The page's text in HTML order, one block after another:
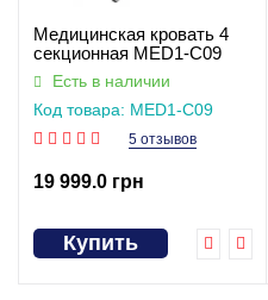
Медицинская кровать 4
секционная MED1-C09
для больницы, клиники,
дома. Функциональная
кровать для инвалидов
(видеообзор)
Есть в наличии
Код товара: MED1-C09
5 отзывов
19 999.0 грн
Купить